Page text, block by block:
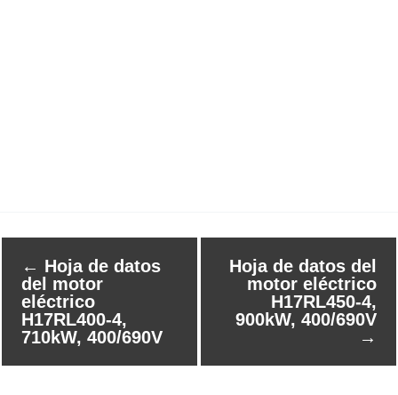
← Hoja de datos
del motor
eléctrico
H17RL400-4,
710kW, 400/690V
Hoja de datos del
motor eléctrico
H17RL450-4,
900kW, 400/690V
→